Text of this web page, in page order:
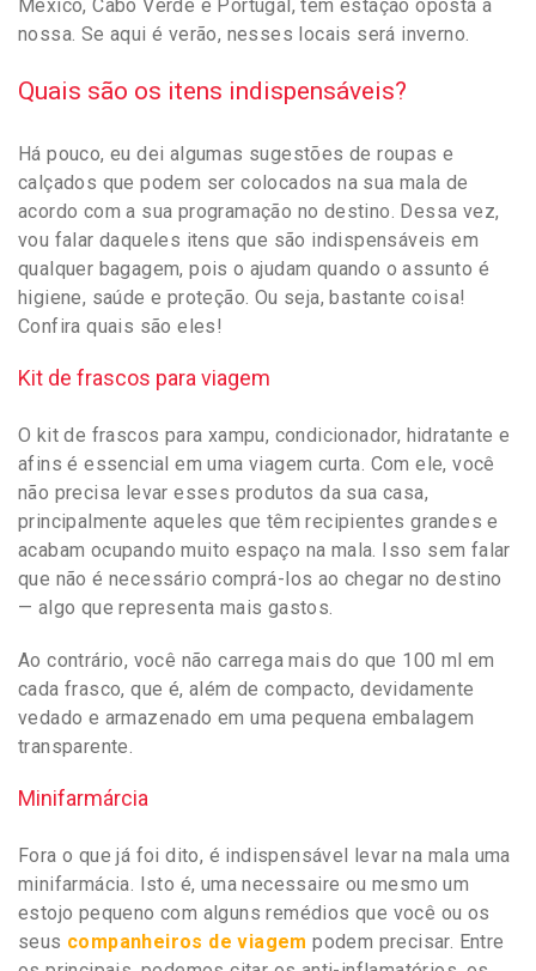
México, Cabo Verde e Portugal, têm estação oposta à
nossa. Se aqui é verão, nesses locais será inverno.
Quais são os itens indispensáveis?
Há pouco, eu dei algumas sugestões de roupas e
calçados que podem ser colocados na sua mala de
acordo com a sua programação no destino. Dessa vez,
vou falar daqueles itens que são indispensáveis em
qualquer bagagem, pois o ajudam quando o assunto é
higiene, saúde e proteção. Ou seja, bastante coisa!
Confira quais são eles!
Kit de frascos para viagem
O kit de frascos para xampu, condicionador, hidratante e
afins é essencial em uma viagem curta. Com ele, você
não precisa levar esses produtos da sua casa,
principalmente aqueles que têm recipientes grandes e
acabam ocupando muito espaço na mala. Isso sem falar
que não é necessário comprá-los ao chegar no destino
— algo que representa mais gastos.
Ao contrário, você não carrega mais do que 100 ml em
cada frasco, que é, além de compacto, devidamente
vedado e armazenado em uma pequena embalagem
transparente.
Minifarmárcia
Fora o que já foi dito, é indispensável levar na mala uma
minifarmácia. Isto é, uma necessaire ou mesmo um
estojo pequeno com alguns remédios que você ou os
seus companheiros de viagem podem precisar. Entre